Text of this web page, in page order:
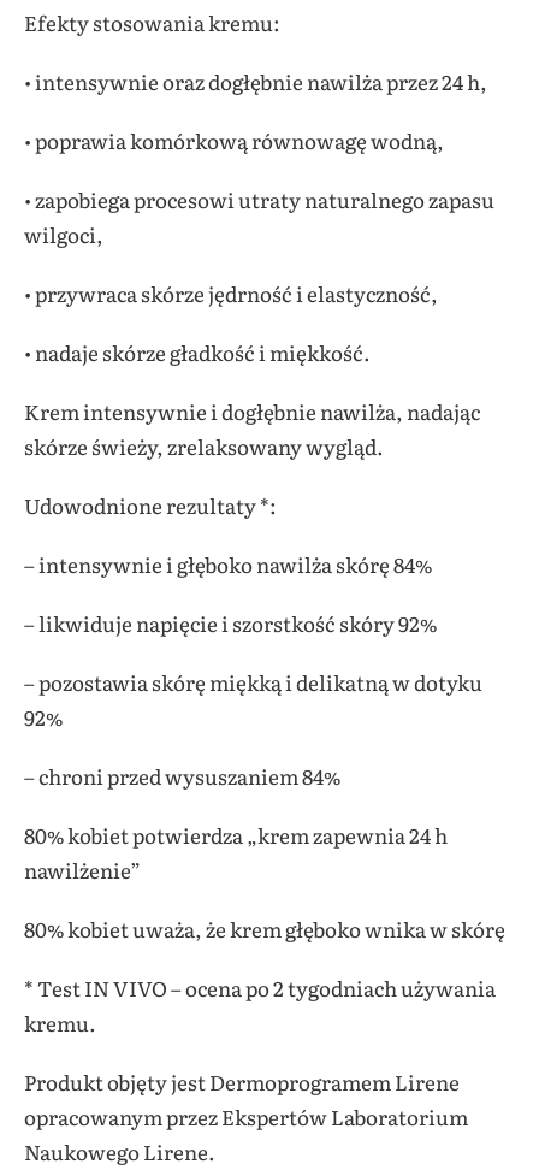
Efekty stosowania kremu:
• intensywnie oraz dogłębnie nawilża przez 24 h,
• poprawia komórkową równowagę wodną,
• zapobiega procesowi utraty naturalnego zapasu
wilgoci,
• przywraca skórze jędrność i elastyczność,
• nadaje skórze gładkość i miękkość.
Krem intensywnie i dogłębnie nawilża, nadając
skórze świeży, zrelaksowany wygląd.
Udowodnione rezultaty *:
– intensywnie i głęboko nawilża skórę 84%
– likwiduje napięcie i szorstkość skóry 92%
– pozostawia skórę miękką i delikatną w dotyku
92%
– chroni przed wysuszaniem 84%
80% kobiet potwierdza „krem zapewnia 24 h
nawilżenie”
80% kobiet uważa, że krem głęboko wnika w skórę
* Test IN VIVO – ocena po 2 tygodniach używania
kremu.
Produkt objęty jest Dermoprogramem Lirene
opracowanym przez Ekspertów Laboratorium
Naukowego Lirene.